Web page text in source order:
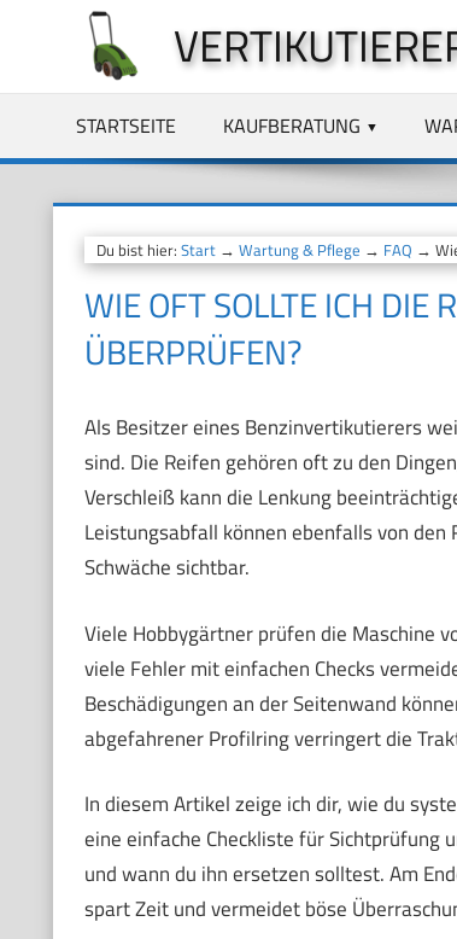
springen
STARTSEITE KAUFBERATUNG
Du bist hier: Start→ Wartung & Pflege → FAQ →
WIE OFT SOLLTE ICH DIE
ÜBERPRÜFEN?
Als Besitzer eines Benzinvertikutierers
sind. Die Reifen gehören oft zu den
Verschleiß kann die Lenkung
Leistungsabfall können ebenfalls von
Schwäche sichtbar.
Viele Hobbygärtner prüfen die Maschine
viele Fehler mit einfachen Checks
Beschädigungen an der Seitenwand
abgefahrener Profilring verringert die
In diesem Artikel zeige ich dir, wie du
eine einfache Checkliste für Sichtprüfung
und wann du ihn ersetzen solltest. Am
spart Zeit und vermeidet böse